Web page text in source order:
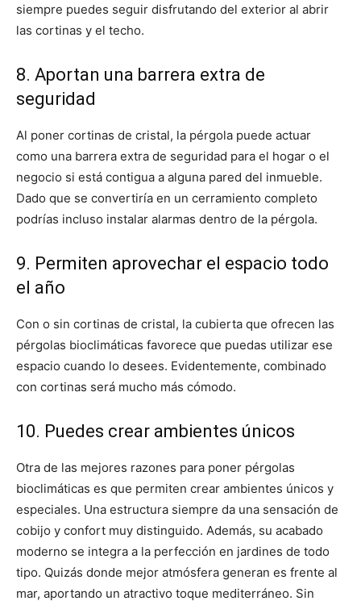
siempre puedes seguir disfrutando del exterior al abrir
las cortinas y el techo.
8. Aportan una barrera extra de
seguridad
Al poner cortinas de cristal, la pérgola puede actuar
como una barrera extra de seguridad para el hogar o el
negocio si está contigua a alguna pared del inmueble.
Dado que se convertiría en un cerramiento completo
podrías incluso instalar alarmas dentro de la pérgola.
9. Permiten aprovechar el espacio todo
el año
Con o sin cortinas de cristal, la cubierta que ofrecen las
pérgolas bioclimáticas favorece que puedas utilizar ese
espacio cuando lo desees. Evidentemente, combinado
con cortinas será mucho más cómodo.
10. Puedes crear ambientes únicos
Otra de las mejores razones para poner pérgolas
bioclimáticas es que permiten crear ambientes únicos y
especiales. Una estructura siempre da una sensación de
cobijo y confort muy distinguido. Además, su acabado
moderno se integra a la perfección en jardines de todo
tipo. Quizás donde mejor atmósfera generan es frente al
mar, aportando un atractivo toque mediterráneo. Sin